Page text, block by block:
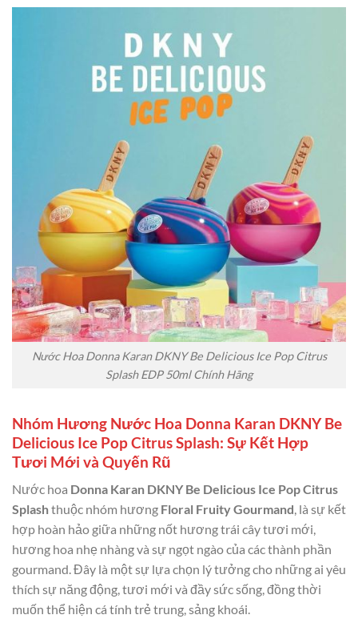
Nước Hoa Donna Karan DKNY Be Delicious Ice Pop Citrus
Splash EDP 50ml Chính Hãng
Nhóm Hương Nước Hoa Donna Karan DKNY Be
Delicious Ice Pop Citrus Splash: Sự Kết Hợp
Tươi Mới và Quyến Rũ
Nước hoa Donna Karan DKNY Be Delicious Ice Pop Citrus
Splashthuộc nhóm hương Floral Fruity Gourmand, là sự kết
hợp hoàn hảo giữa những nốt hương trái cây tươi mới,
hương hoa nhẹ nhàng và sự ngọt ngào của các thành phần
gourmand. Đây là một sự lựa chọn lý tưởng cho những ai yêu
thích sự năng động, tươi mới và đầy sức sống, đồng thời
muốn thể hiện cá tính trẻ trung, sảng khoái.